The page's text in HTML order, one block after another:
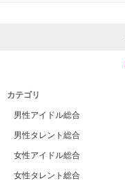
カテゴリ
男性アイドル総合
男性タレント総合
女性アイドル総合
女性タレント総合